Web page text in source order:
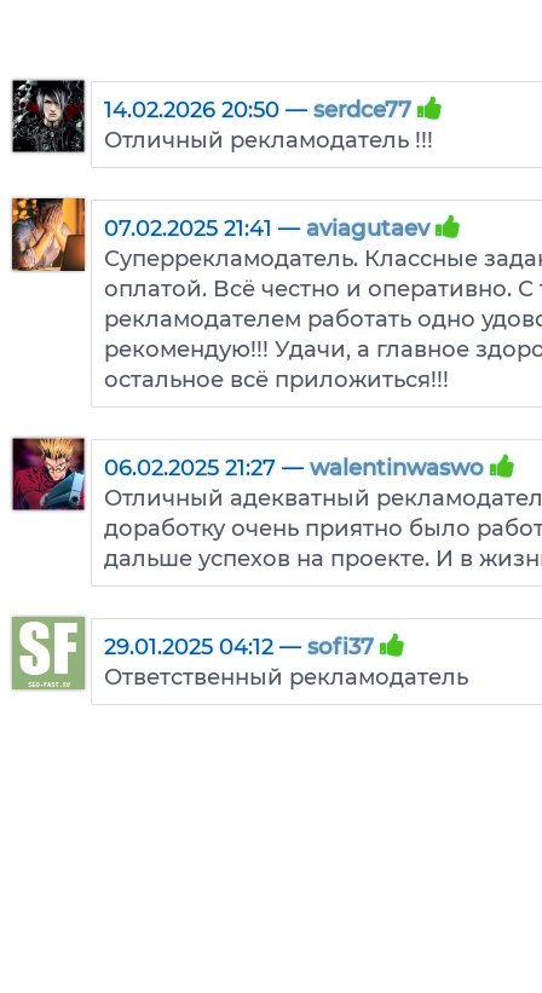
14.02.2026 20:50 —serdce77
Отличный рекламодатель !!!
07.02.2025 21:41 —aviagutaev
Суперрекламодатель. Классные
оплатой. Всё честно и оперативно. С
рекламодателем работать одно
рекомендую!!! Удачи, а главное
остальное всё приложиться!!!
06.02.2025 21:27 —walentinwaswo
Отличный адекватный
доработку очень приятно было
дальше успехов на проекте. И в
29.01.2025 04:12 —sofi37
Ответственный рекламодатель